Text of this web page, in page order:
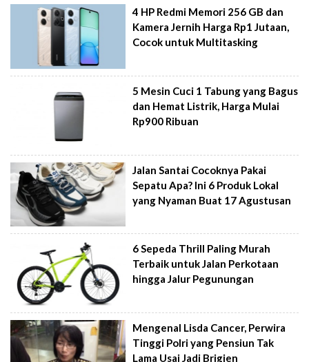
4 HP Redmi Memori 256 GB dan
Kamera Jernih Harga Rp1 Jutaan,
Cocok untuk Multitasking
5 Mesin Cuci 1 Tabung yang Bagus
dan Hemat Listrik, Harga Mulai
Rp900 Ribuan
Jalan Santai Cocoknya Pakai
Sepatu Apa? Ini 6 Produk Lokal
yang Nyaman Buat 17 Agustusan
6 Sepeda Thrill Paling Murah
Terbaik untuk Jalan Perkotaan
hingga Jalur Pegunungan
Mengenal Lisda Cancer, Perwira
Tinggi Polri yang Pensiun Tak
Lama Usai Jadi Brigjen